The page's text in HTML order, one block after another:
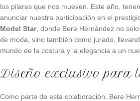
los pilares que nos mueven. Este año,
anunciar nuestra participación en el
Model Star, donde Bere Hernández no
de moda, sino también como jurado,
mundo de la costura y la elegancia a un
Diseño exclusivo para
Como parte de esta colaboración, Bere